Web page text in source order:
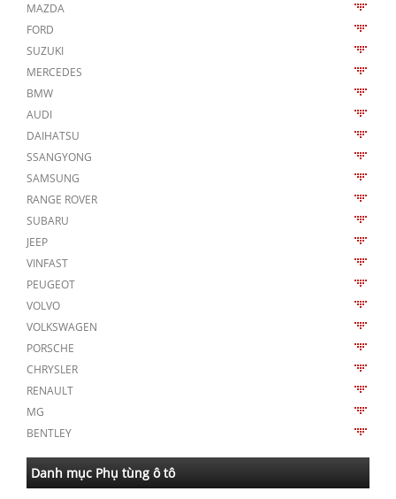
MAZDA
FORD
SUZUKI
MERCEDES
BMW
AUDI
DAIHATSU
SSANGYONG
SAMSUNG
RANGE ROVER
SUBARU
JEEP
VINFAST
PEUGEOT
VOLVO
VOLKSWAGEN
PORSCHE
CHRYSLER
RENAULT
MG
BENTLEY
Danh mục Phụ tùng ô tô